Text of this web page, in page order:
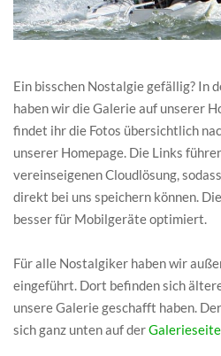
Ein bisschen Nostalgie gefällig? In
haben wir die Galerie auf unserer
findet ihr die Fotos übersichtlich
unserer Homepage. Die Links
vereinseigenen Cloudlösung,
direkt bei uns speichern können.
besser für Mobilgeräte optimiert.
Für alle Nostalgiker haben wir
eingeführt. Dort befinden sich
unsere Galerie geschafft haben. Der
sich ganz unten auf derGalerieseite